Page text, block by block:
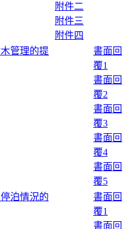
附件二
附件三
附件四
管理的提
書面回
覆1
書面回
覆2
書面回
覆3
書面回
覆4
書面回
覆5
泊情況的
書面回
覆1
書面回